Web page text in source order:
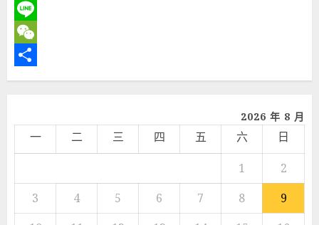
Email
Line
WeChat
分
2026 年 8 月
一 二 三 四 五 六
日
1
2
3
4 5 6 7 8
9